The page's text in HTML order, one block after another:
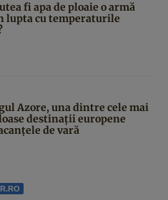
fi apa de ploaie o armă
lupta cu temperaturile
Azore, una dintre cele mai
destinații europene
de vară